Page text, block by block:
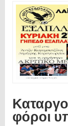
φόροι